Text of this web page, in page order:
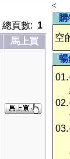
總頁數: 1
馬上買
<
空
暢
01.
02.
03.